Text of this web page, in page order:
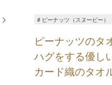
ピーナッツのタ
ハグをする優し
カード織のタオ
# ピーナッツ（スヌーピー）